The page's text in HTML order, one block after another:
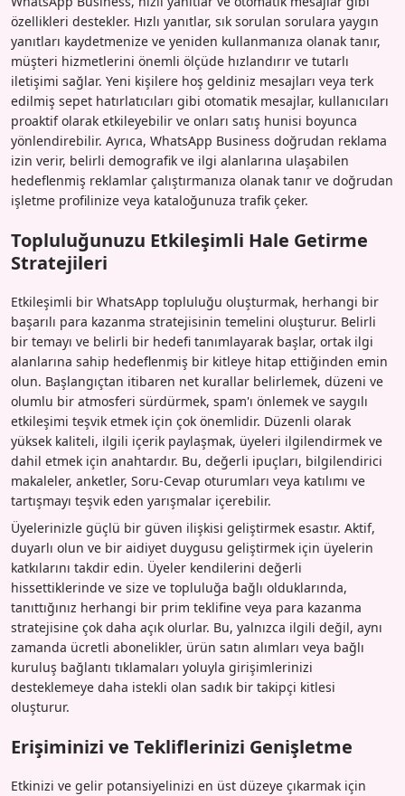
özellikleri destekler. Hızlı yanıtlar, sık sorulan sorulara yaygın
yanıtları kaydetmenize ve yeniden kullanmanıza olanak tanır,
müşteri hizmetlerini önemli ölçüde hızlandırır ve tutarlı
iletişimi sağlar. Yeni kişilere hoş geldiniz mesajları veya terk
edilmiş sepet hatırlatıcıları gibi otomatik mesajlar, kullanıcıları
proaktif olarak etkileyebilir ve onları satış hunisi boyunca
yönlendirebilir. Ayrıca, WhatsApp Business doğrudan reklama
izin verir, belirli demografik ve ilgi alanlarına ulaşabilen
hedeflenmiş reklamlar çalıştırmanıza olanak tanır ve doğrudan
işletme profilinize veya kataloğunuza trafik çeker.
Topluluğunuzu Etkileşimli Hale Getirme
Stratejileri
Etkileşimli bir WhatsApp topluluğu oluşturmak, herhangi bir
başarılı para kazanma stratejisinin temelini oluşturur. Belirli
bir temayı ve belirli bir hedefi tanımlayarak başlar, ortak ilgi
alanlarına sahip hedeflenmiş bir kitleye hitap ettiğinden emin
olun. Başlangıçtan itibaren net kurallar belirlemek, düzeni ve
olumlu bir atmosferi sürdürmek, spam'ı önlemek ve saygılı
etkileşimi teşvik etmek için çok önemlidir. Düzenli olarak
yüksek kaliteli, ilgili içerik paylaşmak, üyeleri ilgilendirmek ve
dahil etmek için anahtardır. Bu, değerli ipuçları, bilgilendirici
makaleler, anketler, Soru-Cevap oturumları veya katılımı ve
tartışmayı teşvik eden yarışmalar içerebilir.
Üyelerinizle güçlü bir güven ilişkisi geliştirmek esastır. Aktif,
duyarlı olun ve bir aidiyet duygusu geliştirmek için üyelerin
katkılarını takdir edin. Üyeler kendilerini değerli
hissettiklerinde ve size ve topluluğa bağlı olduklarında,
tanıttığınız herhangi bir prim teklifine veya para kazanma
stratejisine çok daha açık olurlar. Bu, yalnızca ilgili değil, aynı
zamanda ücretli abonelikler, ürün satın alımları veya bağlı
kuruluş bağlantı tıklamaları yoluyla girişimlerinizi
desteklemeye daha istekli olan sadık bir takipçi kitlesi
oluşturur.
Erişiminizi ve Tekliflerinizi Genişletme
Etkinizi ve gelir potansiyelinizi en üst düzeye çıkarmak için